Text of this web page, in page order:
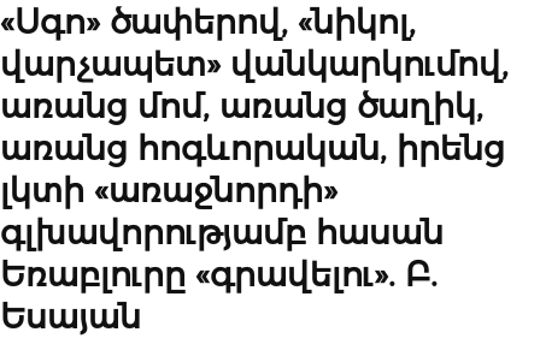
«Սգո» ծափերով, «նիկոլ,
վարչապետ» վանկարկումով,
առանց մոմ, առանց ծաղիկ,
առանց հոգևորական, իրենց
լկտի «առաջնորդի»
գլխավորությամբ հասան
Եռաբլուրը «գրավելու». Բ.
Եսայան